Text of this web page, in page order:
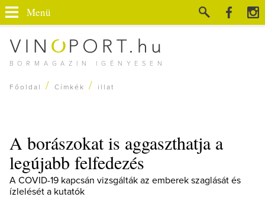
BORMAGAZIN IGÉNYESEN
Menü
Főoldal / Címkék / illat
A borászokat is aggaszthatja a
legújabb felfedezés
A COVID-19 kapcsán vizsgálták az emberek szaglását és
ízlelését a kutatók